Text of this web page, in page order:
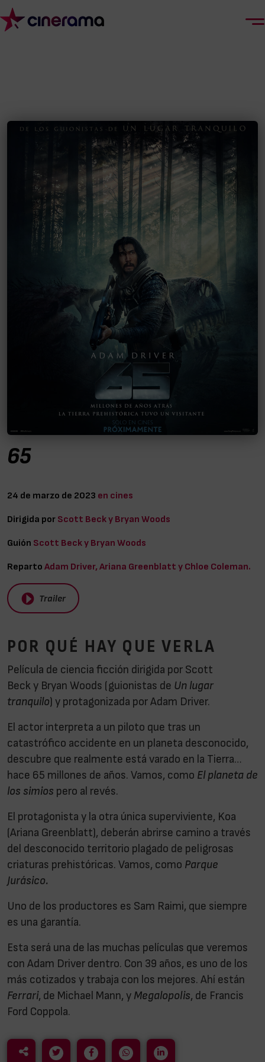
65
24 de marzo de 2023 en cines
Dirigida por Scott Beck y Bryan Woods
Guión Scott Beck y Bryan Woods
Reparto Adam Driver, Ariana Greenblatt y Chloe Coleman.
Trailer
POR QUÉ HAY QUE VERLA
Película de ciencia ficción dirigida por Scott
Beck y Bryan Woods
(guionistas de Un lugar
tranquilo ) y protagonizada por Adam Driver.
El actor interpreta a un piloto que tras un
catastrófico accidente en un planeta desconocido,
descubre que realmente está varado en la Tierra…
hace 65 millones de años. Vamos, como El planeta de
los simios pero al revés.
El protagonista y la otra única superviviente, Koa
(Ariana Greenblatt), deberán abrirse camino a través
del desconocido territorio plagado de peligrosas
criaturas prehistóricas. Vamos, como Parque
Jurásico.
Uno de los productores es Sam Raimi, que siempre
es una garantía.
Esta será una de las muchas películas que veremos
con Adam Driver dentro. Con 39 años, es uno de los
más cotizados y trabaja con los mejores. Ahí están
Ferrari, de Michael Mann, y Megalopolis, de Francis
Ford Coppola.